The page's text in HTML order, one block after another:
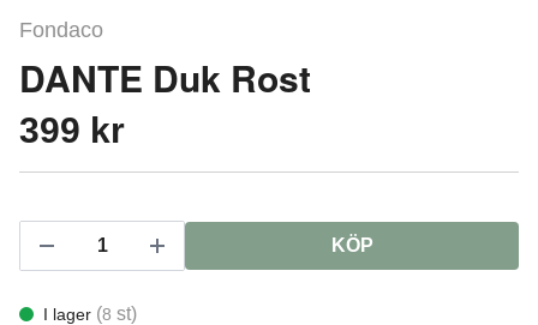
Fondaco
DANTE Duk Rost
399 kr
KÖP
I lager (8 st)